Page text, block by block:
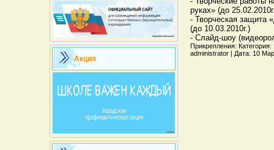
Акция
руках» (до
- Творческая защита
(до 10.03.2010г.)
- Слайд-шоу
Прикрепления:
administrator | Дата: 10